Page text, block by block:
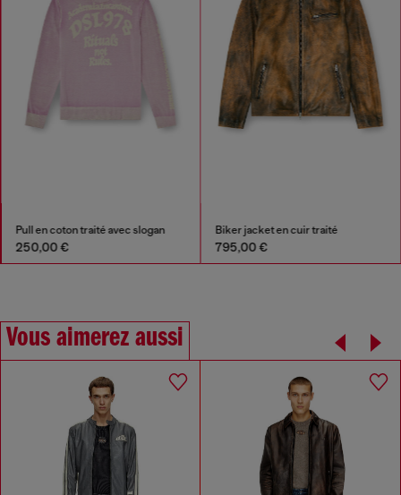
Pull en coton traité avec slogan
250,00 €
Biker jacket en cuir traité
795,00 €
Vous aimerez aussi